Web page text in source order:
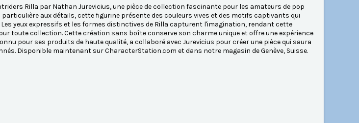
Rilla par Nathan Jurevicius, une pièce de collection fascinante pour les amateurs de pop
aux détails, cette figurine présente des couleurs vives et des motifs captivants qui
yeux expressifs et les formes distinctives de Rilla capturent l'imagination, rendant cette
toute collection. Cette création sans boîte conserve son charme unique et offre une expérience
pour ses produits de haute qualité, a collaboré avec Jurevicius pour créer une pièce qui saura
Disponible maintenant sur CharacterStation.com et dans notre magasin de Genève, Suisse.